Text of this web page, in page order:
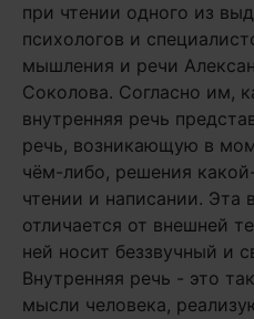
при чтении одного из
психологов и
мышления и речи
Соколова. Согласно им,
внутренняя речь
речь, возникающую в
чём-либо, решения
чтении и написании. Эта
отличается от внешней
ней носит беззвучный и
Внутренняя речь - это
мысли человека,